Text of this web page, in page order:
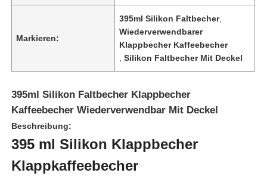
Markieren:
395ml Silikon Faltbecher,
Wiederverwendbarer
Klappbecher Kaffeebecher
,Silikon Faltbecher Mit Deckel
395ml Silikon Faltbecher Klappbecher
Kaffeebecher Wiederverwendbar Mit Deckel
Beschreibung:
395 ml Silikon Klappbecher
Klappkaffeebecher